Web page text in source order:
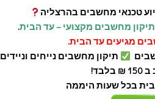
טכנאי מחשבים בהרצליה
מחשבים מקצועי – עד הבית.
מגיעים עד הבית.
תיקון מחשבים נייחים וניידים
בכל שעות היממה